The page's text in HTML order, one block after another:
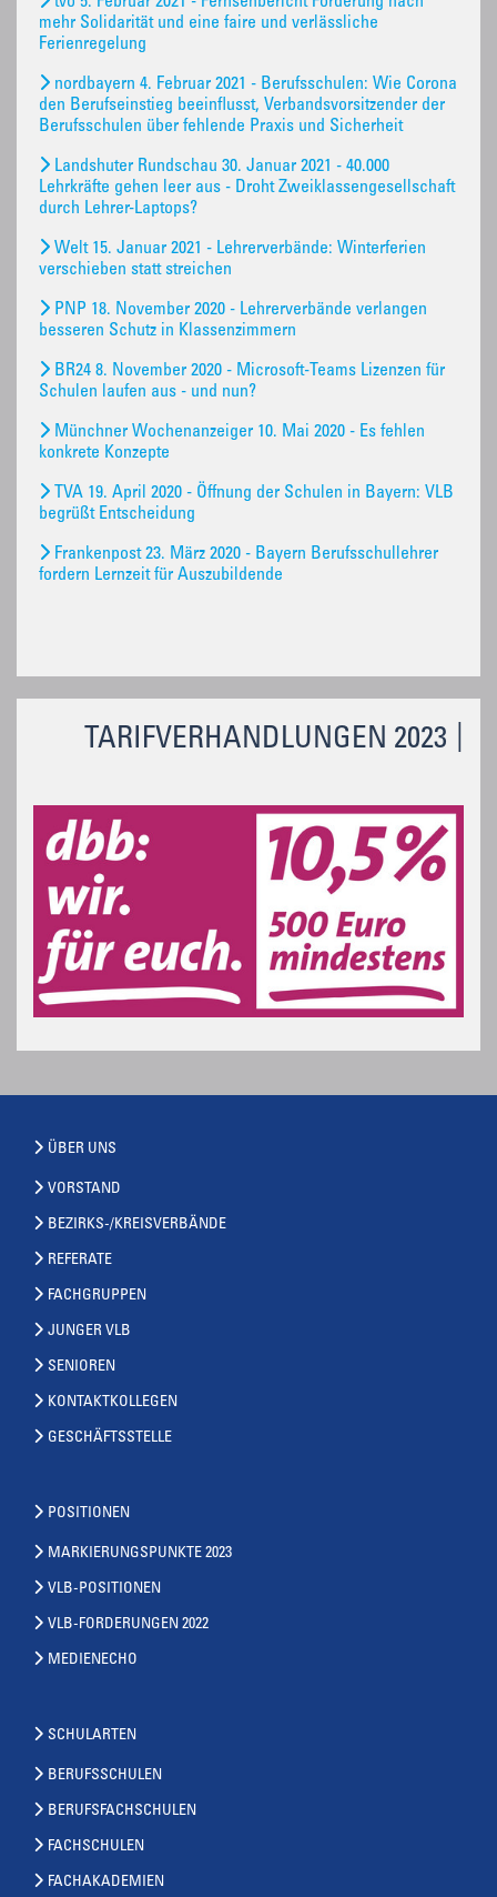
TARIFVERHANDLUNGEN 2023
mehr Solidarität und eine faire und verlässliche
Ferienregelung
nordbayern 4. Februar 2021 - Berufsschulen: Wie Corona
den Berufseinstieg beeinflusst, Verbandsvorsitzender der
Berufsschulen über fehlende Praxis und Sicherheit
Landshuter Rundschau 30. Januar 2021 - 40.000
Lehrkräfte gehen leer aus - Droht Zweiklassengesellschaft
durch Lehrer-Laptops?
Welt 15. Januar 2021 - Lehrerverbände: Winterferien
verschieben statt streichen
PNP 18. November 2020 - Lehrerverbände verlangen
besseren Schutz in Klassenzimmern
BR24 8. November 2020 - Microsoft-Teams Lizenzen für
Schulen laufen aus - und nun?
Münchner Wochenanzeiger 10. Mai 2020 - Es fehlen
konkrete Konzepte
TVA 19. April 2020 - Öffnung der Schulen in Bayern: VLB
begrüßt Entscheidung
Frankenpost 23. März 2020 - Bayern Berufsschullehrer
fordern Lernzeit für Auszubildende
ÜBER UNS
VORSTAND
BEZIRKS-/KREISVERBÄNDE
REFERATE
FACHGRUPPEN
JUNGER VLB
SENIOREN
KONTAKTKOLLEGEN
GESCHÄFTSSTELLE
POSITIONEN
MARKIERUNGSPUNKTE 2023
VLB-POSITIONEN
VLB-FORDERUNGEN 2022
MEDIENECHO
SCHULARTEN
BERUFSSCHULEN
BERUFSFACHSCHULEN
FACHSCHULEN
FACHAKADEMIEN